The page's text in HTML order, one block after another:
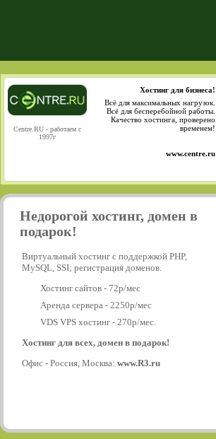
Centre.RU - работаем с
1997г
Хостинг для бизнеса!
Всё для максимальных нагрузок.
Всё для бесперебойной работы.
Качество хостинга, проверено
временем!
www.centre.ru
Недорогой хостинг, домен в
подарок!
Виртуальный хостинг с поддержкой PHP,
MySQL, SSI; регистрация доменов.
Хостинг сайтов - 72р/мес
Аренда сервера - 2250р/мес
VDS VPS хостинг - 270р/мес.
Хостинг для всех, домен в подарок!
Офис - Россия, Москва: www.R3.ru